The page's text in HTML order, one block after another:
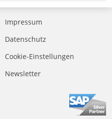
Impressum
Datenschutz
Cookie-Einstellungen
Newsletter